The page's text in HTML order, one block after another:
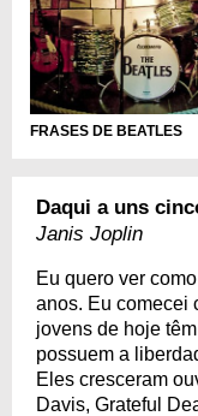
FRASES DE BEATLES
Daqui a uns
Janis Joplin
Eu quero ver
anos. Eu comecei
jovens de hoje
possuem a
Eles cresceram
Davis, Grateful